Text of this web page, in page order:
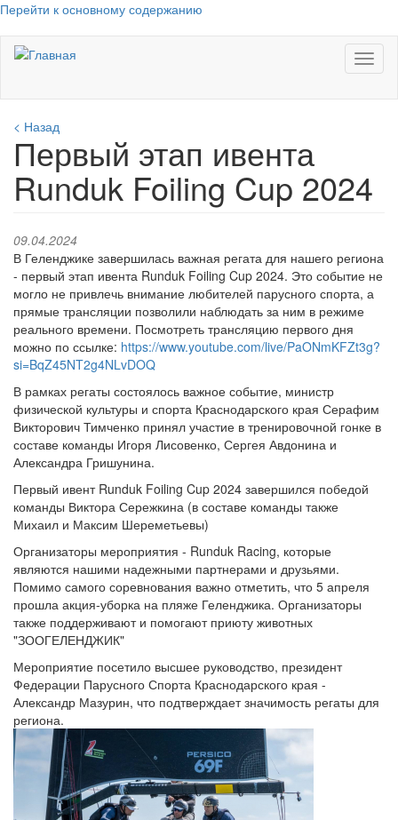
Перейти к основному содержанию
< Назад
Первый этап ивента
Runduk Foiling Cup 2024
09.04.2024
В Геленджике завершилась важная регата для нашего региона
- первый этап ивента Runduk Foiling Cup 2024. Это событие не
могло не привлечь внимание любителей парусного спорта, а
прямые трансляции позволили наблюдать за ним в режиме
реального времени. Посмотреть трансляцию первого дня
можно по ссылке: https://www.youtube.com/live/PaONmKFZt3g?
si=BqZ45NT2g4NLvDOQ
В рамках регаты состоялось важное событие, министр
физической культуры и спорта Краснодарского края Серафим
Викторович Тимченко принял участие в тренировочной гонке в
составе команды Игоря Лисовенко, Сергея Авдонина и
Александра Гришунина.
Первый ивент Runduk Foiling Cup 2024 завершился победой
команды Виктора Сережкина (в составе команды также
Михаил и Максим Шереметьевы)
Организаторы мероприятия - Runduk Racing, которые
являются нашими надежными партнерами и друзьями.
Помимо самого соревнования важно отметить, что 5 апреля
прошла акция-уборка на пляже Геленджика. Организаторы
также поддерживают и помогают приюту животных
"ЗООГЕЛЕНДЖИК"
Мероприятие посетило высшее руководство, президент
Федерации Парусного Спорта Краснодарского края -
Александр Мазурин, что подтверждает значимость регаты для
региона.